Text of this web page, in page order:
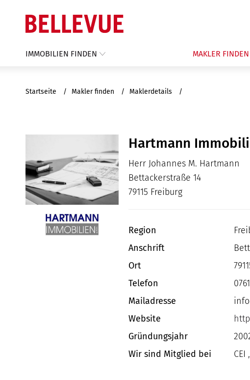
IMMOBILIEN FINDEN MAKLER FINDEN
Startseite Makler finden Maklerdetails
Hartmann
Herr Johannes M. Hartmann
Bettackerstraße 14
79115 Freiburg
Region
Anschrift
Ort
Telefon
Mailadresse
Website
Gründungsjahr
Wir sind Mitglied bei
CEI